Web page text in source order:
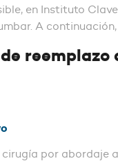
en Instituto
A
reemplazo
por abordaje